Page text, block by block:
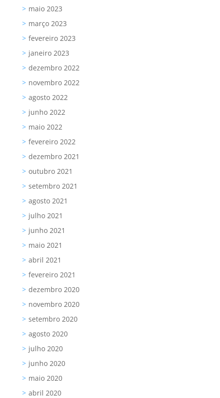
maio 2023
março 2023
fevereiro 2023
janeiro 2023
dezembro 2022
novembro 2022
agosto 2022
junho 2022
maio 2022
fevereiro 2022
dezembro 2021
outubro 2021
setembro 2021
agosto 2021
julho 2021
junho 2021
maio 2021
abril 2021
fevereiro 2021
dezembro 2020
novembro 2020
setembro 2020
agosto 2020
julho 2020
junho 2020
maio 2020
abril 2020